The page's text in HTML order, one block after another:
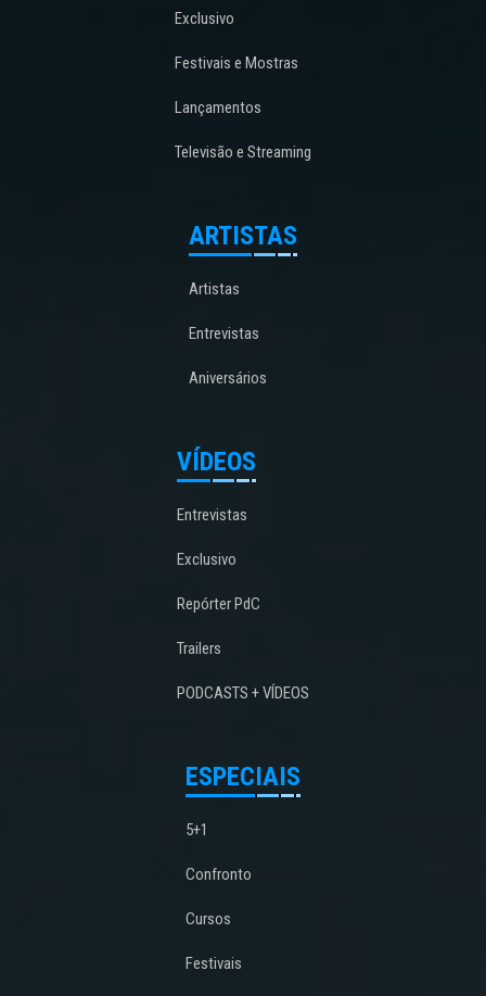
Exclusivo
Festivais e Mostras
Lançamentos
Televisão e Streaming
ARTISTAS
Artistas
Entrevistas
Aniversários
VÍDEOS
Entrevistas
Exclusivo
Repórter PdC
Trailers
PODCASTS + VÍDEOS
ESPECIAIS
5+1
Confronto
Cursos
Festivais